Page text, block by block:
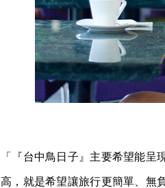
「『台中鳥日子』主要希望能
高，就是希望讓旅行更簡單、無